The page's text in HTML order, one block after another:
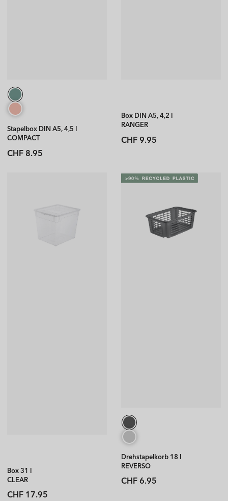
Stapelbox DIN A5, 4,5 l
COMPACT
Normaler
CHF 8.95
Box DIN A5, 4,2 l
RANGER
Normaler
CHF 9.95
Box 31 l
CLEAR
Normaler
CHF 17.95
Drehstapelkorb 18 l
REVERSO
Normaler
CHF 6.95